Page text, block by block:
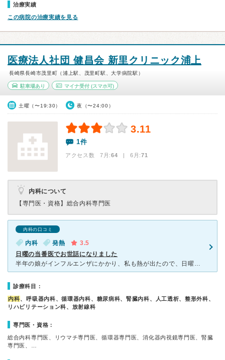
治療実績
この病院の治療実績を見る
医療法人社団 健昌会 新里クリニック浦上
長崎県長崎市茂里町（浦上駅、茂里町駅、大学病院駅）
駐車場あり マイナ受付(スマホ可)
土曜（〜19:30） 夜（〜24:00）
3.11
1件
アクセス数 7月:64 | 6月:71
内科について
【専門医・資格】 総合内科専門医
内科の口コミ
内科 発熱
3.5
日曜の当番医でお世話になりました
半年の娘がインフルエンザにかかり、私も熱が出たので、日曜の当番医だったこちらの病院を受診させて頂きました。 お休みの日だったので、病院内は暗い感じでした（笑） 先生も看護師さんもとても優しく対応し
診療科目：
内科、呼吸器内科、循環器内科、糖尿病科、腎臓内科、人工透析、整形外科、
リハビリテーション科、放射線科
専門医・資格：
総合内科専門医、リウマチ専門医、循環器専門医、消化器内視鏡専門医、腎臓
専門医、…